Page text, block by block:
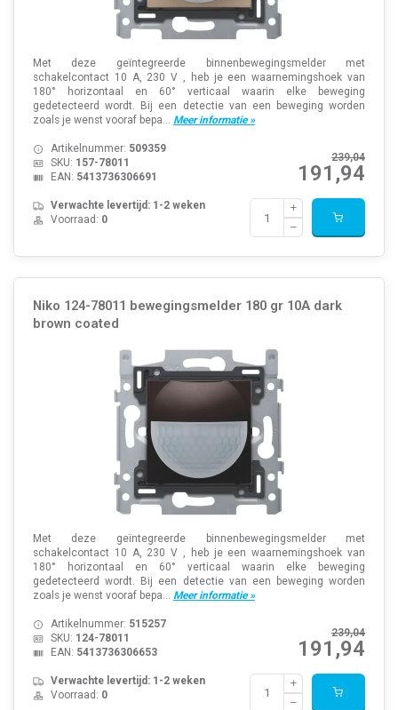
Met deze geïntegreerde binnenbewegingsmelder met
schakelcontact 10 A, 230 V , heb je een waarnemingshoek van
180° horizontaal en 60° verticaal waarin elke beweging
gedetecteerd wordt. Bij een detectie van een beweging worden
zoals je wenst vooraf bepa... Meer informatie »
239,04
191,94
Artikelnummer: 509359
SKU: 157-78011
EAN: 5413736306691
Verwachte levertijd: 1-2 weken
Voorraad: 0
Niko 124-78011 bewegingsmelder 180 gr 10A dark
brown coated
Met deze geïntegreerde binnenbewegingsmelder met
schakelcontact 10 A, 230 V , heb je een waarnemingshoek van
180° horizontaal en 60° verticaal waarin elke beweging
gedetecteerd wordt. Bij een detectie van een beweging worden
zoals je wenst vooraf bepa... Meer informatie »
239,04
191,94
Artikelnummer: 515257
SKU: 124-78011
EAN: 5413736306653
Verwachte levertijd: 1-2 weken
Voorraad: 0